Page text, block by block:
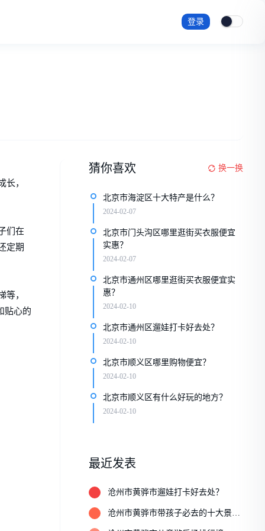
登录
长，
们在
定期
等，
贴心的
猜你喜欢 换一换
北京市海淀区十大特产是什么？
2024-02-07
北京市门头沟区哪里逛街买衣服便宜
实惠？
2024-02-07
北京市通州区哪里逛街买衣服便宜实
惠？
2024-02-10
北京市通州区遛娃打卡好去处？
2024-02-10
北京市顺义区哪里购物便宜？
2024-02-10
北京市顺义区有什么好玩的地方？
2024-02-10
最近发表
沧州市黄骅市遛娃打卡好去处？
沧州市黄骅市带孩子必去的十大景